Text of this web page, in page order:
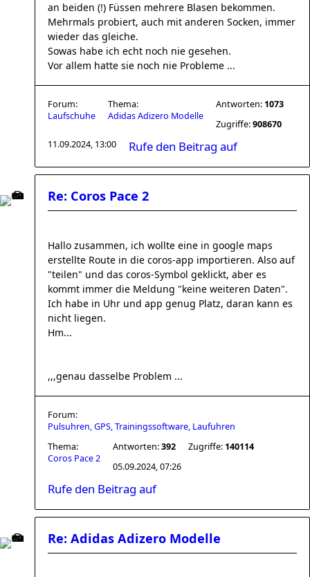
an beiden (!) Füssen mehrere Blasen bekommen.
Mehrmals probiert, auch mit anderen Socken, immer
wieder das gleiche.
Sowas habe ich echt noch nie gesehen.
Vor allem hatte sie noch nie Probleme ...
Forum:
Laufschuhe
Thema:
Adidas Adizero Modelle
Antworten: 1073
Zugriffe:908670
11.09.2024, 13:00
Rufe den Beitrag auf
Re: Coros Pace 2
Hallo zusammen, ich wollte eine in google maps
erstellte Route in die coros-app importieren. Also auf
"teilen" und das coros-Symbol geklickt, aber es
kommt immer die Meldung "keine weiteren Daten".
Ich habe in Uhr und app genug Platz, daran kann es
nicht liegen.
Hm...
,,,genau dasselbe Problem ...
Forum:
Pulsuhren, GPS, Trainingssoftware, Laufuhren
Thema:
Coros Pace 2
Antworten:392 Zugriffe: 140114
05.09.2024, 07:26
Rufe den Beitrag auf
Re: Adidas Adizero Modelle